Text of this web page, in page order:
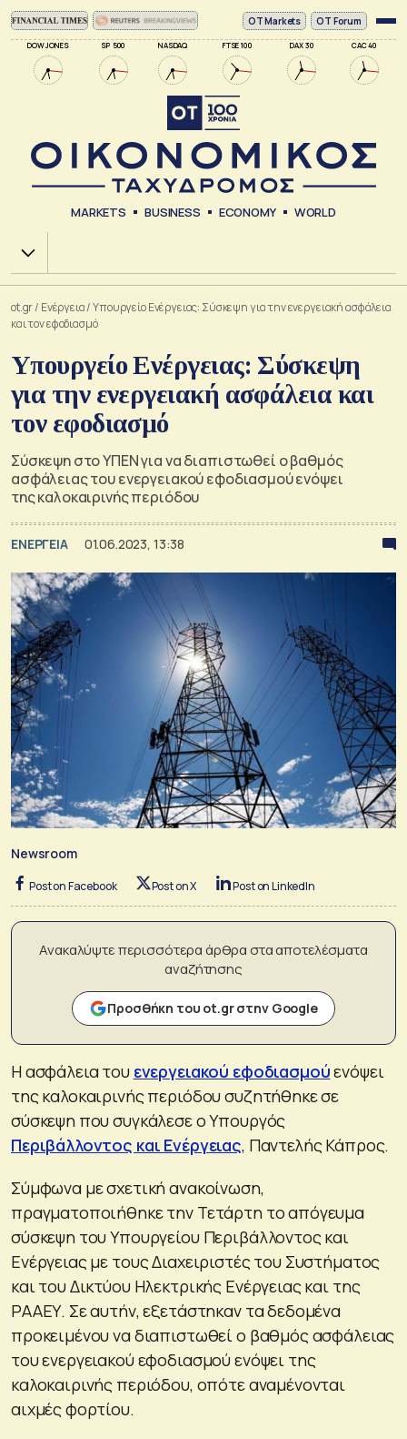
DOW JONES SP 500 NASDAQ FTSE 100 DAX 30 CAC 40
ΟΤ Markets OT Forum
MARKETS BUSINESS ECONOMY WORLD
Χ.Α.
ot.gr/ Ενέργεια/Υπουργείο Ενέργειας: Σύσκεψη για την ενεργειακή ασφάλεια
και τον εφοδιασμό
Υπουργείο Ενέργειας: Σύσκεψη
για την ενεργειακή ασφάλεια και
τον εφοδιασμό
Σύσκεψη στο ΥΠΕΝ για να διαπιστωθεί ο βαθμός
ασφάλειας του ενεργειακού εφοδιασμού ενόψει
της καλοκαιρινής περιόδου
ΕΝΕΡΓΕΙΑ 01.06.2023, 13:38
Newsroom
Post on Facebook Post on X Post on LinkedIn
Ανακαλύψτε περισσότερα άρθρα στα αποτελέσματα
αναζήτησης
Προσθήκη του ot.gr στην Google
Η ασφάλεια του ενεργειακού εφοδιασμούενόψει
της καλοκαιρινής περιόδου συζητήθηκε σε
σύσκεψη που συγκάλεσε ο Υπουργός
Περιβάλλοντος και Ενέργειας, Παντελής Κάπρος.
Σύμφωνα με σχετική ανακοίνωση,
πραγματοποιήθηκε την Τετάρτη το απόγευμα
σύσκεψη του Υπουργείου Περιβάλλοντος και
Ενέργειας με τους Διαχειριστές του Συστήματος
και του Δικτύου Ηλεκτρικής Ενέργειας και της
ΡΑΑΕΥ. Σε αυτήν, εξετάστηκαν τα δεδομένα
προκειμένου να διαπιστωθεί ο βαθμός ασφάλειας
του ενεργειακού εφοδιασμού ενόψει της
καλοκαιρινής περιόδου, οπότε αναμένονται
αιχμές φορτίου.